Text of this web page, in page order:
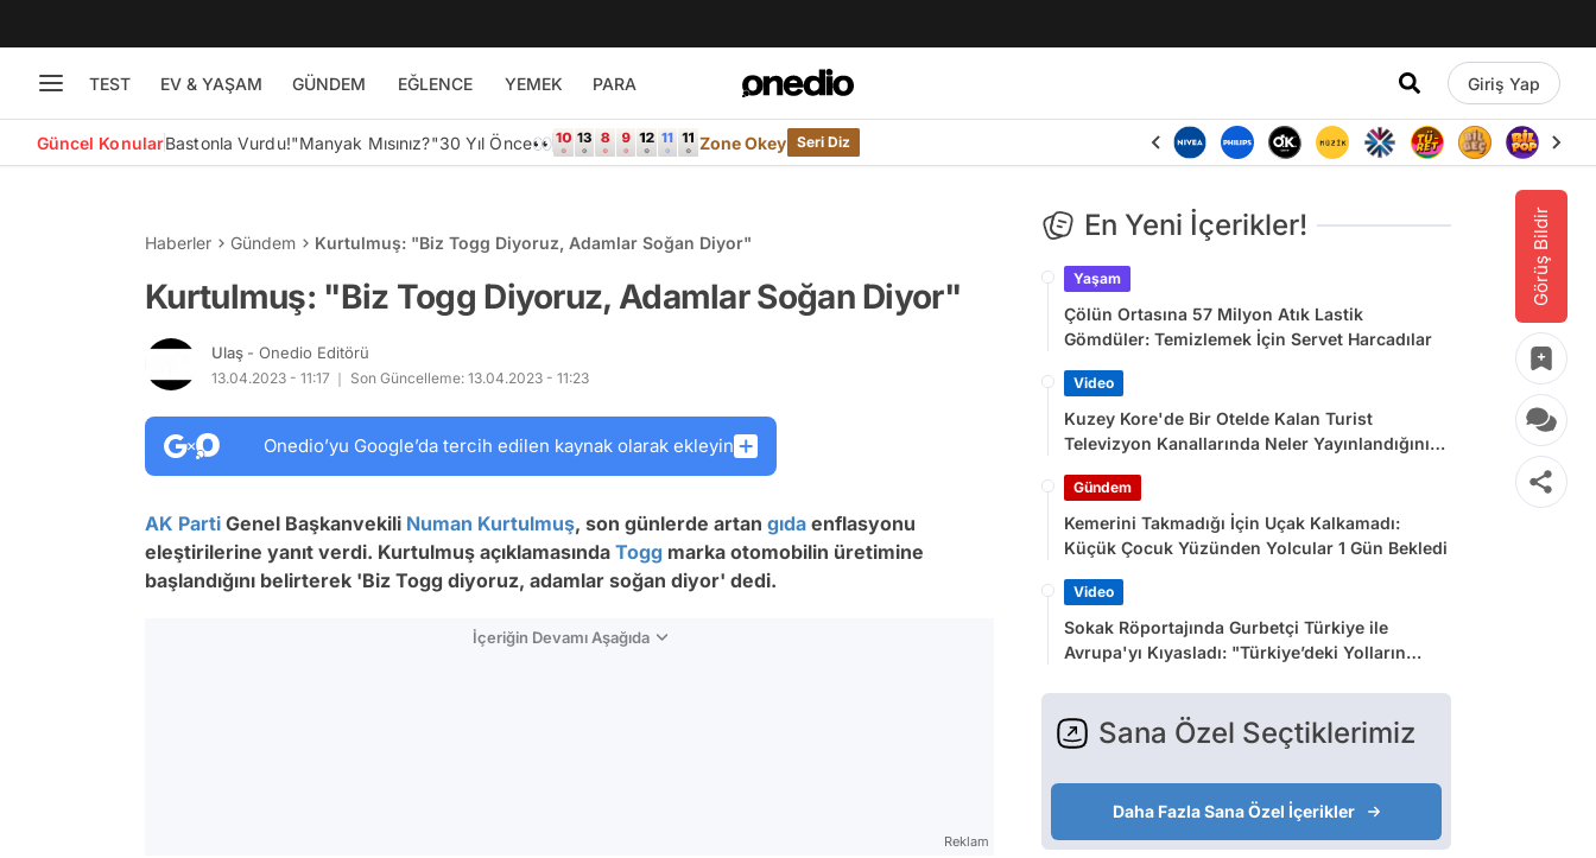
TEST EV & YAŞAM GÜNDEM EĞLENCE YEMEK PARA Giriş Yap
Güncel KonularBastonla Vurdu!"Manyak Mısınız?"30 Yıl Önce👀 Zone Okey Seri Diz
Görüş Bildir
Haberler Gündem Kurtulmuş: "Biz Togg Diyoruz, Adamlar Soğan Diyor"
Kurtulmuş: "Biz Togg Diyoruz, Adamlar Soğan Diyor"
Ulaş - Onedio Editörü
13.04.2023 - 11:17 Son Güncelleme: 13.04.2023 - 11:23
Onedio’yu Google’da tercih edilen kaynak olarak ekleyin
AK Parti Genel Başkanvekili Numan Kurtulmuş, son günlerde artan gıda enflasyonu
eleştirilerine yanıt verdi. Kurtulmuş açıklamasında Togg marka otomobilin üretimine
başlandığını belirterek 'Biz Togg diyoruz, adamlar soğan diyor' dedi.
İçeriğin Devamı Aşağıda
Reklam
En Yeni İçerikler!
Yaşam
Çölün Ortasına 57 Milyon Atık Lastik
Gömdüler: Temizlemek İçin Servet Harcadılar
Video
Kuzey Kore'de Bir Otelde Kalan Turist
Televizyon Kanallarında Neler Yayınlandığını
Gündem
Kemerini Takmadığı İçin Uçak Kalkamadı:
Küçük Çocuk Yüzünden Yolcular 1 Gün Bekledi
Video
Sokak Röportajında Gurbetçi Türkiye ile
Avrupa'yı Kıyasladı: "Türkiye’deki Yolların
Sana Özel Seçtiklerimiz
Daha Fazla Sana Özel İçerikler